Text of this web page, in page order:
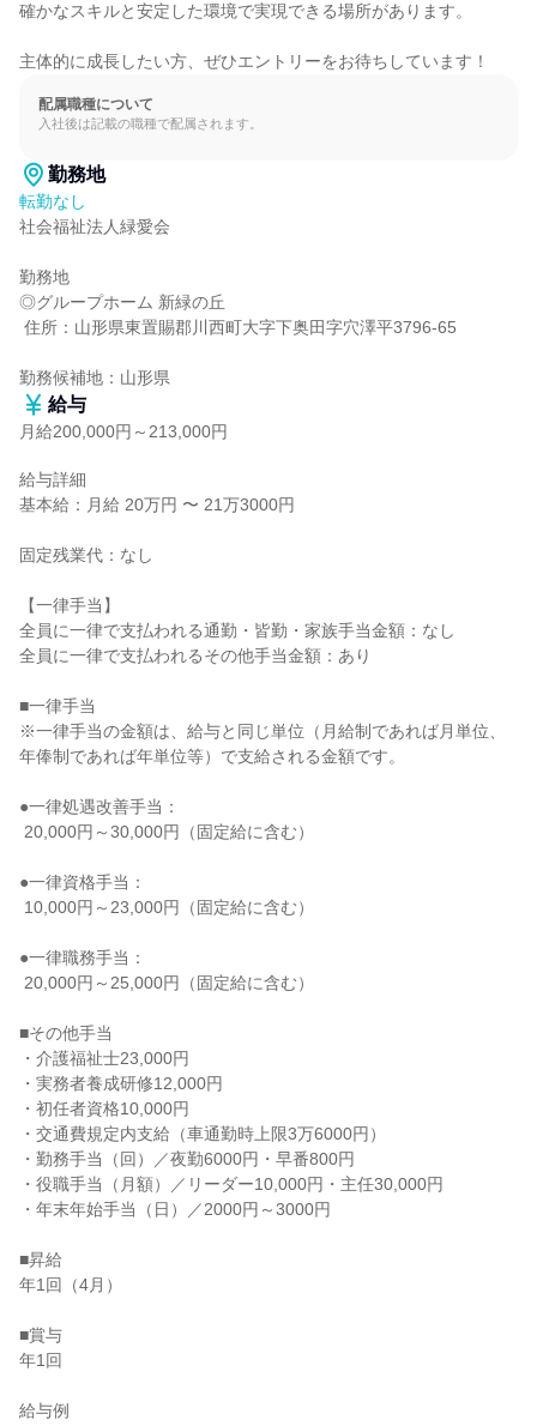
確かなスキルと安定した環境で実現できる場所があります。
主体的に成長したい方、ぜひエントリーをお待ちしています！
配属職種について
入社後は記載の職種で配属されます。
勤務地
転勤なし
社会福祉法人緑愛会
勤務地
◎グループホーム 新緑の丘
勤務候補地：山形県
給与
月給200,000円～213,000円
給与詳細
基本給：月給 20万円 〜 21万3000円
固定残業代：なし
【一律手当】
全員に一律で支払われる通勤・皆勤・家族手当金額：なし
全員に一律で支払われるその他手当金額：あり
■一律手当
※一律手当の金額は、給与と同じ単位（月給制であれば月単位、
年俸制であれば年単位等）で支給される金額です。
●一律処遇改善手当：
●一律資格手当：
●一律職務手当：
■その他手当
・介護福祉士23,000円
・実務者養成研修12,000円
・初任者資格10,000円
・交通費規定内支給（車通勤時上限3万6000円）
・勤務手当（回）／夜勤6000円・早番800円
・役職手当（月額）／リーダー10,000円・主任30,000円
・年末年始手当（日）／2000円～3000円
■昇給
年1回（4月）
■賞与
年1回
給与例